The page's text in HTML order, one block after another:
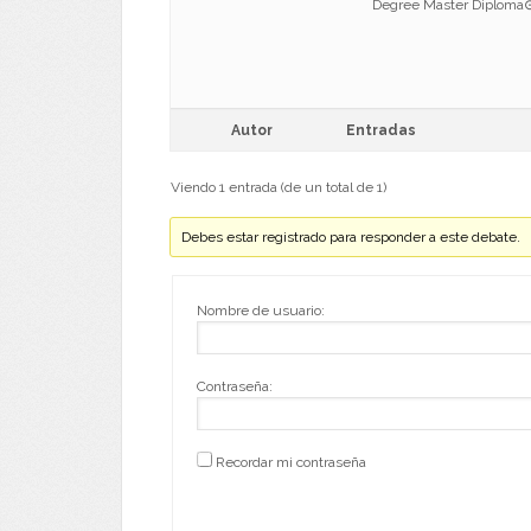
Degree Master
Autor Entradas
Viendo 1 entrada (de un total de 1)
Debes estar registrado para responder a este debate.
Nombre de usuario:
Contraseña:
Recordar mi contraseña